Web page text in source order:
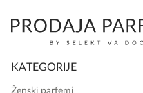
KATEGORIJE
Ženski parfemi